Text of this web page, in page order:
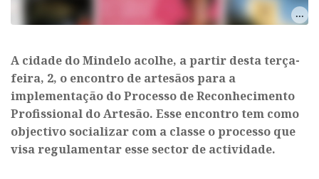
A cidade do Mindelo acolhe, a partir desta terça-
feira, 2, o encontro de artesãos para a
implementação do Processo de Reconhecimento
Profissional do Artesão. Esse encontro tem como
objectivo socializar com a classe o processo que
visa regulamentar esse sector de actividade.